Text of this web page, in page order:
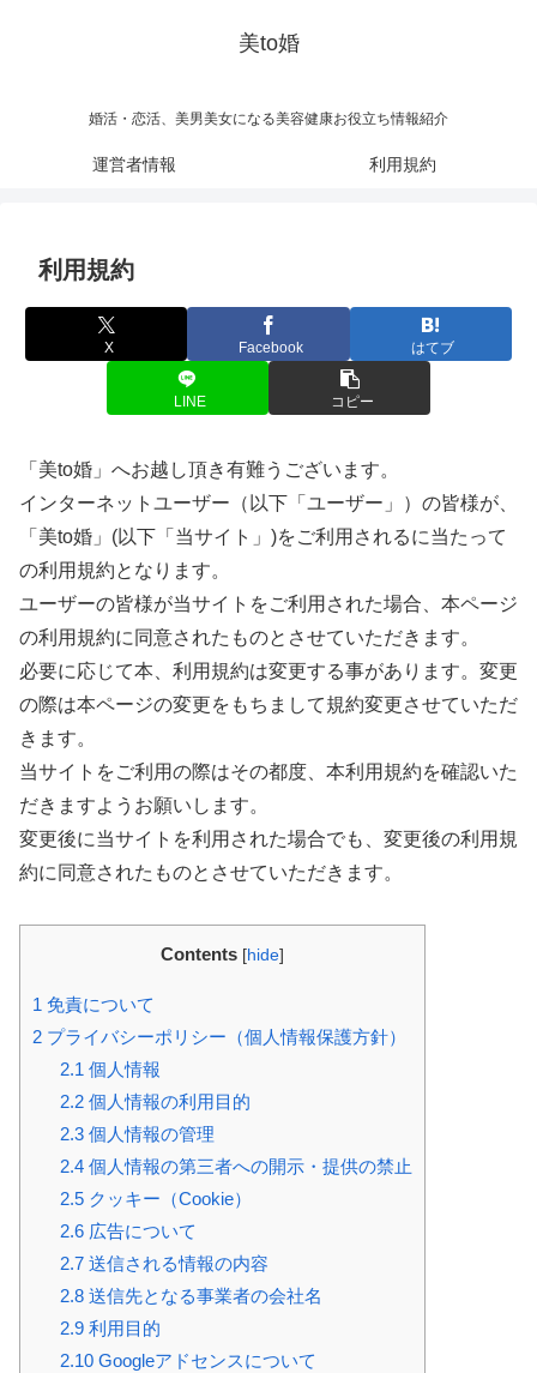
美to婚
婚活・恋活、美男美女になる美容健康お役立ち情報紹介
運営者情報 利用規約
利用規約
X Facebook はてブ
LINE コピー
「美to婚」へお越し頂き有難うございます。
インターネットユーザー（以下「ユーザー」）の皆様が、
「美to婚」(以下「当サイト」)をご利用されるに当たって
の利用規約となります。
ユーザーの皆様が当サイトをご利用された場合、本ページ
の利用規約に同意されたものとさせていただきます。
必要に応じて本、利用規約は変更する事があります。変更
の際は本ページの変更をもちまして規約変更させていただ
きます。
当サイトをご利用の際はその都度、本利用規約を確認いた
だきますようお願いします。
変更後に当サイトを利用された場合でも、変更後の利用規
約に同意されたものとさせていただきます。
Contents [hide]
1 免責について
2 プライバシーポリシー（個人情報保護方針）
2.1 個人情報
2.2個人情報の利用目的
2.3個人情報の管理
2.4個人情報の第三者への開示・提供の禁止
2.5クッキー（Cookie）
2.6広告について
2.7送信される情報の内容
2.8送信先となる事業者の会社名
2.9利用目的
2.10Googleアドセンスについて